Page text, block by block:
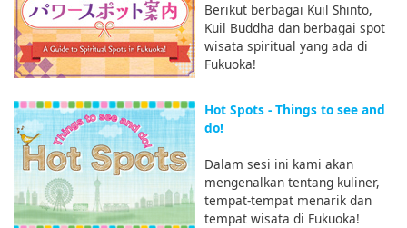
Berikut berbagai Kuil Shinto,
Kuil Buddha dan berbagai spot
wisata spiritual yang ada di
Fukuoka!
Hot Spots - Things to see and
do!
Dalam sesi ini kami akan
mengenalkan tentang kuliner,
tempat-tempat menarik dan
tempat wisata di Fukuoka!